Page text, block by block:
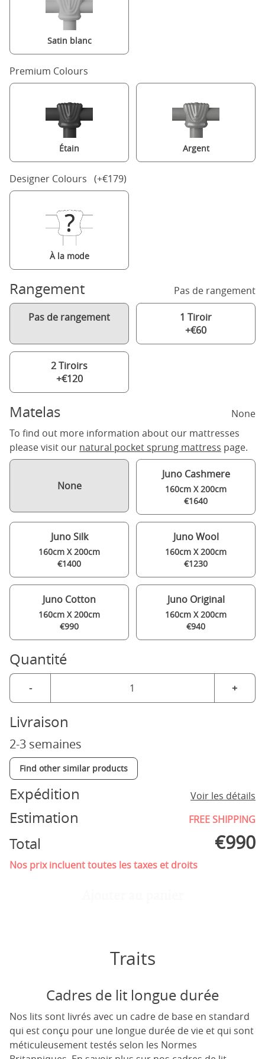
Satin blanc
Premium Colours
Étain Argent
Designer Colours (+€179)
À la mode
Rangement Pas de rangement
Pas de rangement
1 Tiroir
+€60
2 Tiroirs
+€120
Matelas
None
To find out more information about our mattresses
please visit our natural pocket sprung mattress page.
None
Juno Cashmere
160cm X 200cm
€1640
Juno Silk
160cm X 200cm
€1400
Juno Wool
160cm X 200cm
€1230
Juno Cotton
160cm X 200cm
€990
Juno Original
160cm X 200cm
€940
Quantité
- +
Livraison
2-3 semaines
Find other similar products
Expédition Voir les détails
Estimation FREE SHIPPING
Total €990
Nos prix incluent toutes les taxes et droits
Traits
Cadres de lit longue durée
Nos lits sont livrés avec un cadre de base en standard
qui est conçu pour une longue durée de vie et qui sont
méticuleusement testés selon les Normes